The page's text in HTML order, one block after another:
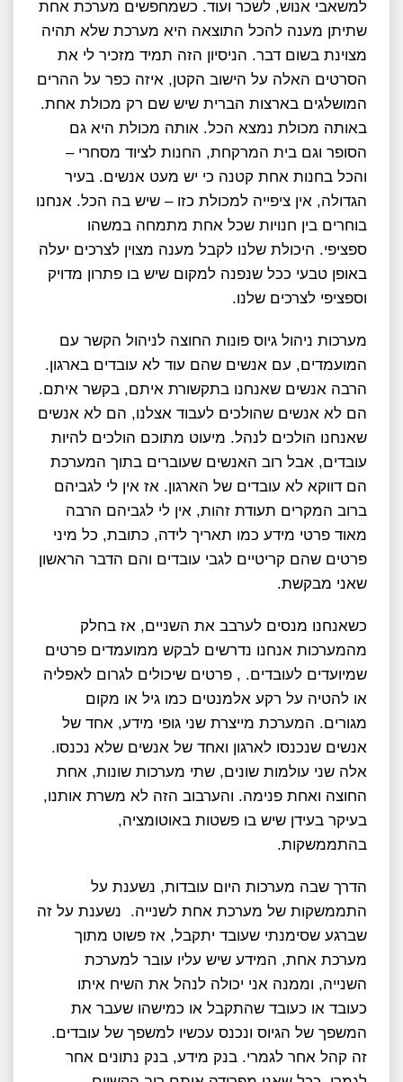
למשאבי אנוש, לשכר ועוד. כשמחפשים מערכת אחת
שתיתן מענה להכל התוצאה היא מערכת שלא תהיה
מצוינת בשום דבר. הניסיון הזה תמיד מזכיר לי את
הסרטים האלה על הישוב הקטן, איזה כפר על ההרים
המושלגים בארצות הברית שיש שם רק מכולת אחת.
באותה מכולת נמצא הכל. אותה מכולת היא גם
הסופר וגם בית המרקחת, החנות לציוד מסחרי –
והכל בחנות אחת קטנה כי יש מעט אנשים. בעיר
הגדולה, אין ציפייה למכולת כזו – שיש בה הכל. אנחנו
בוחרים בין חנויות שכל אחת מתמחה במשהו
ספציפי. היכולת שלנו לקבל מענה מצוין לצרכים יעלה
באופן טבעי ככל שנפנה למקום שיש בו פתרון מדויק
וספציפי לצרכים שלנו.
מערכות ניהול גיוס פונות החוצה לניהול הקשר עם
המועמדים, עם אנשים שהם עוד לא עובדים בארגון.
הרבה אנשים שאנחנו בתקשורת איתם, בקשר איתם.
הם לא אנשים שהולכים לעבוד אצלנו, הם לא אנשים
שאנחנו הולכים לנהל. מיעוט מתוכם הולכים להיות
עובדים, אבל רוב האנשים שעוברים בתוך המערכת
הם דווקא לא עובדים של הארגון. אז אין לי לגביהם
ברוב המקרים תעודת זהות, אין לי לגביהם הרבה
מאוד פרטי מידע כמו תאריך לידה, כתובת, כל מיני
פרטים שהם קריטיים לגבי עובדים והם הדבר הראשון
שאני מבקשת.
כשאנחנו מנסים לערבב את השניים, אז בחלק
מהמערכות אנחנו נדרשים לבקש ממועמדים פרטים
שמיועדים לעובדים. , פרטים שיכולים לגרום לאפליה
או להטיה על רקע אלמנטים כמו גיל או מקום
מגורים. המערכת מייצרת שני גופי מידע, אחד של
אנשים שנכנסו לארגון ואחד של אנשים שלא נכנסו.
אלה שני עולמות שונים, שתי מערכות שונות, אחת
החוצה ואחת פנימה. והערבוב הזה לא משרת אותנו,
בעיקר בעידן שיש בו פשטות באוטומציה,
בהתממשקות.
הדרך שבה מערכות היום עובדות, נשענת על
התממשקות של מערכת אחת לשנייה. נשענת על זה
שברגע שסימנתי שעובד יתקבל, אז פשוט מתוך
מערכת אחת, המידע שיש עליו עובר למערכת
השנייה, וממנה אני יכולה לנהל את השיח איתו
כעובד או כעובד שהתקבל או כמישהו שעבר את
המשפך של הגיוס ונכנס עכשיו למשפך של עובדים.
זה קהל אחר לגמרי. בנק מידע, בנק נתונים אחר